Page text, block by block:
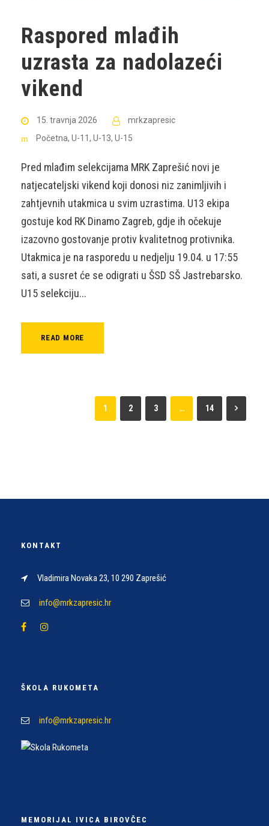
Raspored mlađih
uzrasta za nadolazeći
vikend
15. travnja 2026
mrkzapresic
Početna, U-11 , U-13, U-15
Pred mlađim selekcijama MRK Zaprešić novi je
natjecateljski vikend koji donosi niz zanimljivih i
zahtjevnih utakmica u svim uzrastima. U13 ekipa
gostuje kod RK Dinamo Zagreb, gdje ih očekuje
izazovno gostovanje protiv kvalitetnog protivnika.
Utakmica je na rasporedu u nedjelju 19.04. u 17:55
sati, a susret će se odigrati u ŠSD SŠ Jastrebarsko.
U15 selekciju...
READ MORE
1 2 3 … 14
KONTAKT
Vladimira Novaka 23, 10 290 Zaprešić
info@mrkzapresic.hr
ŠKOLA RUKOMETA
info@mrkzapresic.hr
MEMORIJAL IVICA BIROVČEC